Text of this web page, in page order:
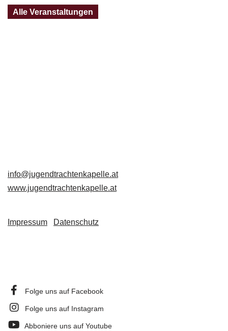
Alle Veranstaltungen
info@jugendtrachtenkapelle.at
www.jugendtrachtenkapelle.at
Impressum Datenschutz
Folge uns auf Facebook
Folge uns auf Instagram
Abboniere uns auf Youtube